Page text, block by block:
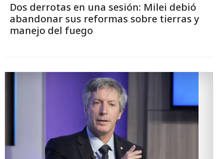
Dos derrotas en una sesión: Milei debió
abandonar sus reformas sobre tierras y
manejo del fuego